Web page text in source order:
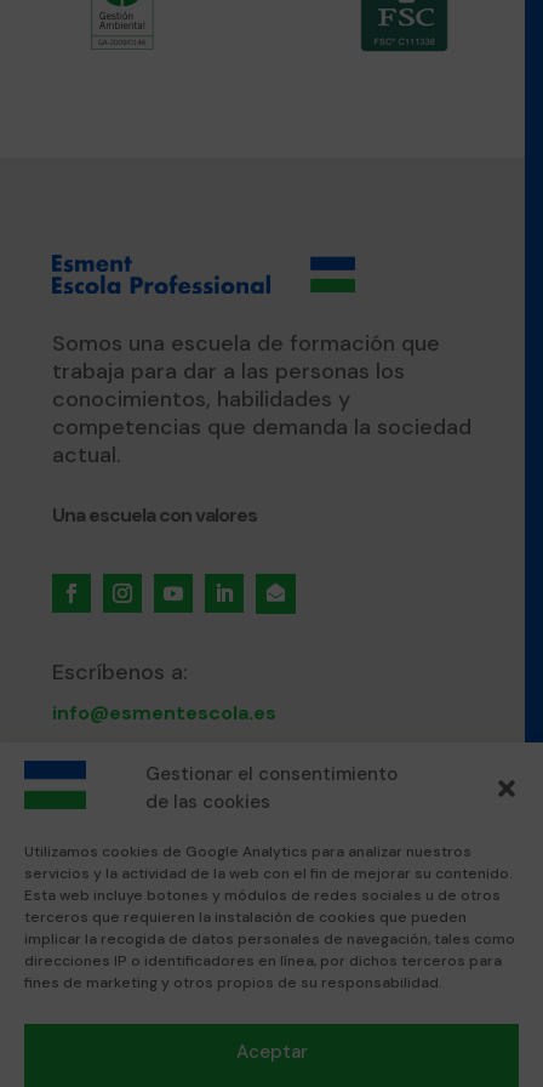
Gestionar el consentimiento
de las cookies
Utilizamos cookies de Google Analytics para analizar nuestros
servicios y la actividad de la web con el fin de mejorar su contenido.
Esta web incluye botones y módulos de redes sociales u de otros
terceros que requieren la instalación de cookies que pueden
implicar la recogida de datos personales de navegación, tales como
direcciones IP o identificadores en línea, por dichos terceros para
fines de marketing y otros propios de su responsabilidad.
Aceptar
Somos una escuela de formación que
trabaja para dar a las personas los
conocimientos, habilidades y
competencias que demanda la sociedad
actual.
Una escuela con valores

Escríbenos a:
info@esmentescola.es
Llámanos al:
871 80 51 12
Visítanos en:
Esment Escola Professional
Esment Inca
Política de privacidad